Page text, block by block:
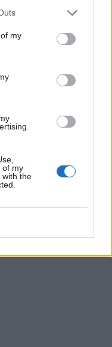
nuestra audiencia.
Política de
opción de
en cuenta que
de exclusión, es
basados en intereses
por nosotros o
antes de su
adicional de
terceros en la Lista de
my
of my
with the